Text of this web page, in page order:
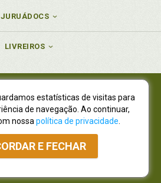
JURUÁDOCS
LIVREIROS
CNPJ 77.535.508/0001-19
CNPJ 01.701.561/0001-80
Dallegrave, 7665, São Lourenço |
Paraná - CEP 82210-310
|Vendas Atacado: (41) 4009-3939
via Whatsapp
estatísticas de visitas para
de navegação. Ao continuar,
nossa política de privacidade
E FECHAR